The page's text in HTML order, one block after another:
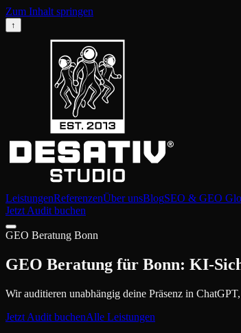
Zum Inhalt springen
↑
LeistungenReferenzenÜber unsBlogSEO & GEO
Jetzt Audit buchen
GEO Beratung Bonn
GEO Beratung für Bonn: KI-
Wir auditieren unabhängig deine Präsenz in
Jetzt Audit buchenAlle Leistungen